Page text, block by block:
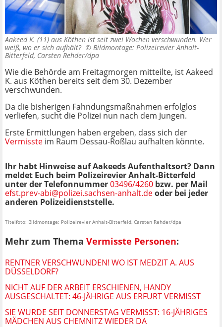
Aakeed K. (11) aus Köthen ist seit zwei Wochen verschwunden. Wer
weiß, wo er sich aufhält? © Bildmontage: Polizeirevier Anhalt-
Bitterfeld, Carsten Rehder/dpa
Wie die Behörde am Freitagmorgen mitteilte, ist Aakeed
K. aus Köthen bereits seit dem 30. Dezember
verschwunden.
Da die bisherigen Fahndungsmaßnahmen erfolglos
verliefen, sucht die Polizei nun nach dem Jungen.
Erste Ermittlungen haben ergeben, dass sich der
Vermisste im Raum Dessau-Roßlau aufhalten könnte.
Ihr habt Hinweise auf Aakeeds Aufenthaltsort? Dann
meldet Euch beim Polizeirevier Anhalt-Bitterfeld
unter der Telefonnummer03496/4260 bzw. per Mail
efst.prev-abi@polizei.sachsen-anhalt.deoder bei jeder
anderen Polizeidienststelle.
Titelfoto: Bildmontage: Polizeirevier Anhalt-Bitterfeld, Carsten Rehder/dpa
Mehr zum Thema Vermisste Personen:
RENTNER VERSCHWUNDEN! WO IST MEDZIT A. AUS
DÜSSELDORF?
NICHT AUF DER ARBEIT ERSCHIENEN, HANDY
AUSGESCHALTET: 46-JÄHRIGE AUS ERFURT VERMISST
SIE WURDE SEIT DONNERSTAG VERMISST: 16-JÄHRIGES
MÄDCHEN AUS CHEMNITZ WIEDER DA